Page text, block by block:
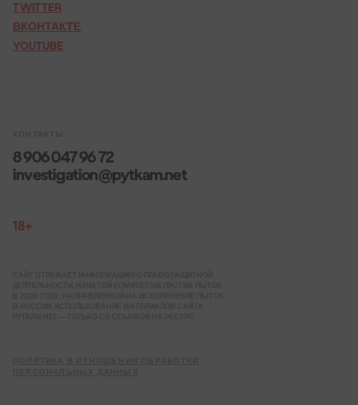
18+
TWITTER
ВКОНТАКТЕ
YOUTUBE
8 906 047 96 72
investigation@pytkam.net